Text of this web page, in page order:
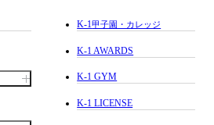
K-1甲子園・カレッジ
K-1 AWARDS
K-1 GYM
K-1 LICENSE